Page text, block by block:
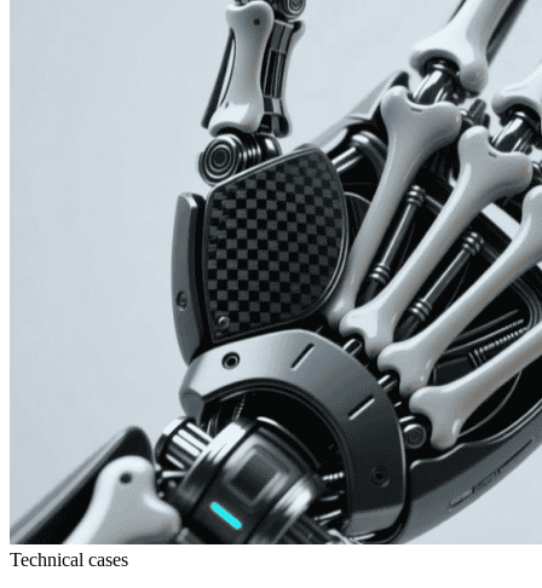
Technical cases